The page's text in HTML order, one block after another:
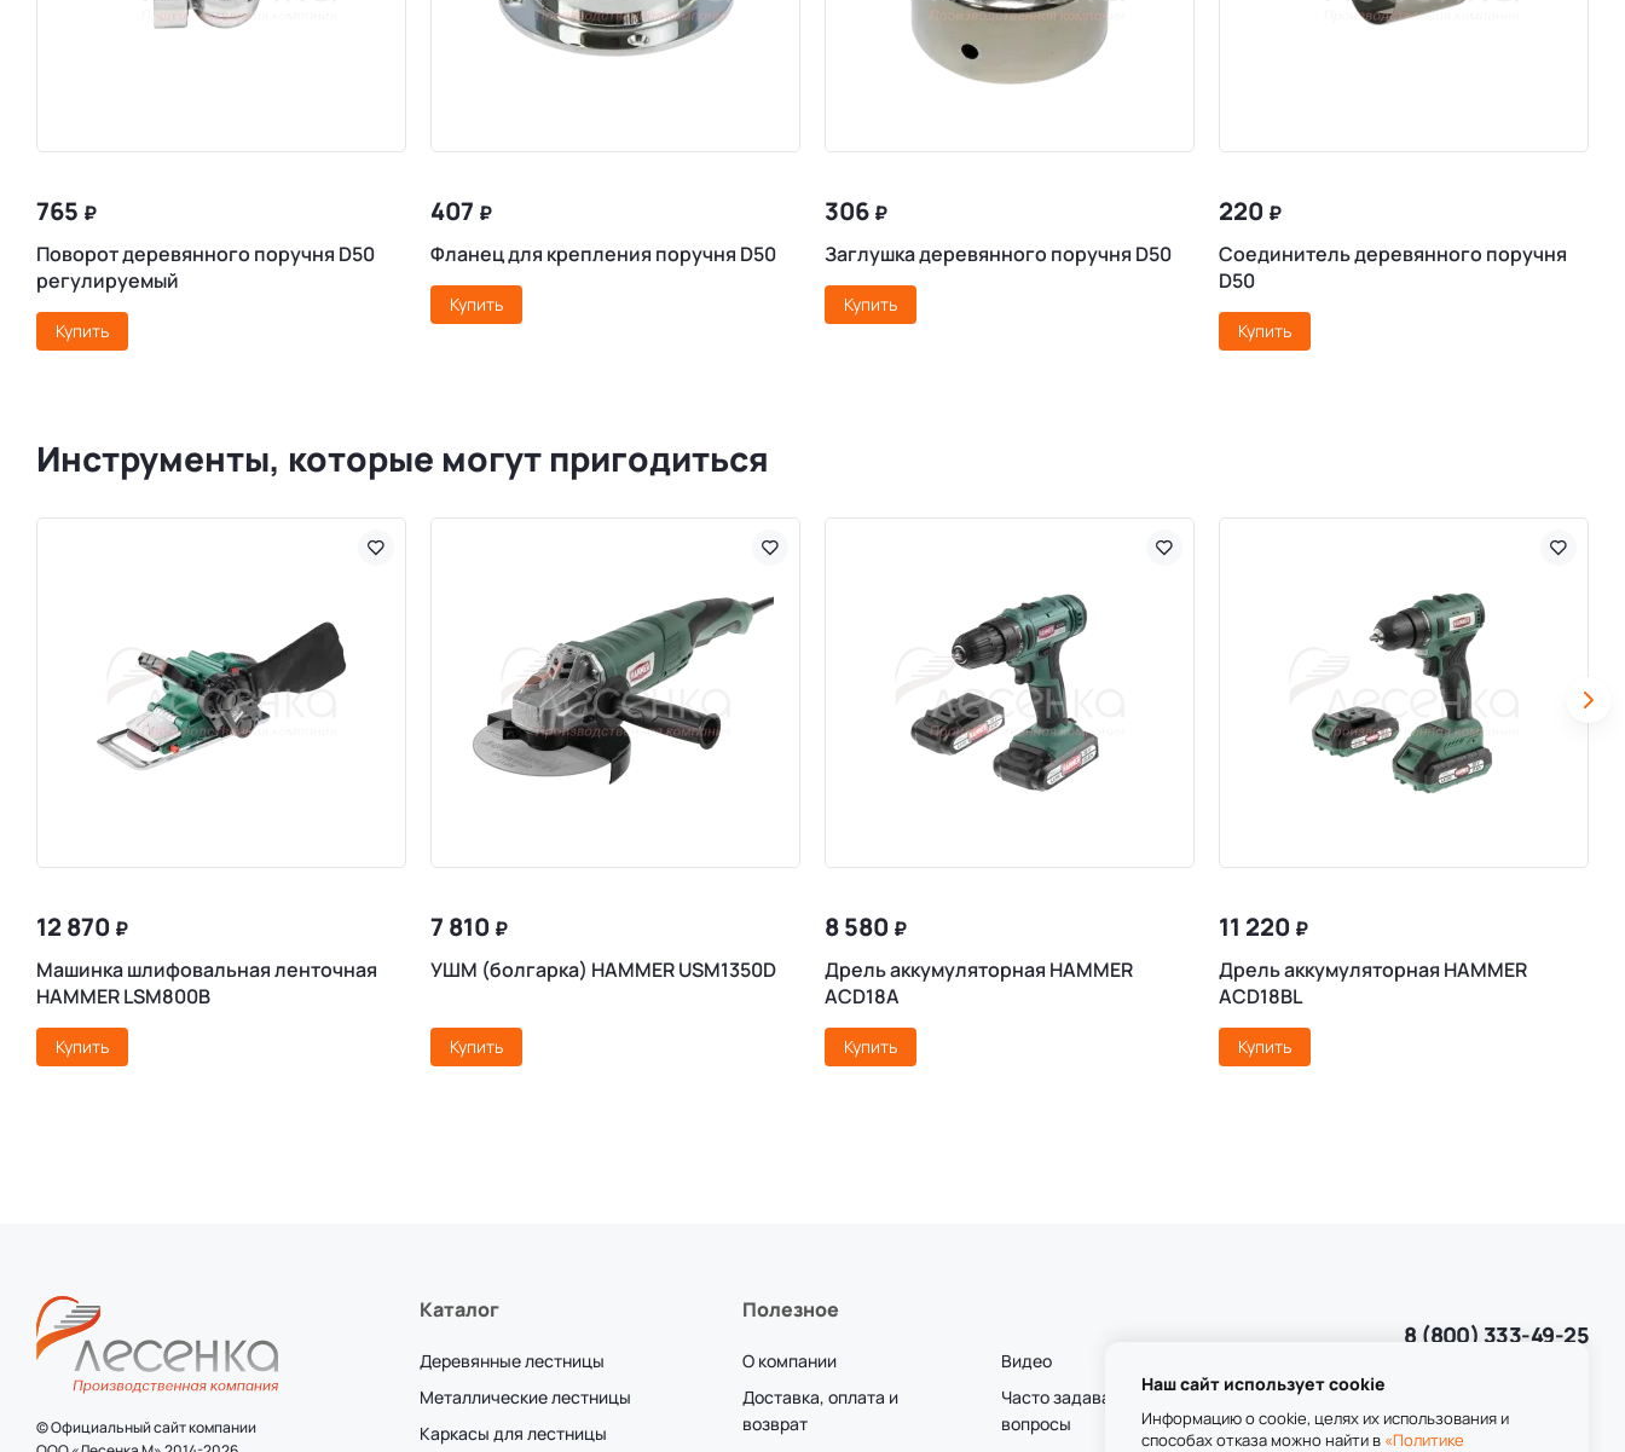
765 ₽
Поворот деревянного поручня D50
регулируемый
Купить
407 ₽
Фланец для крепления поручня D50
Купить
306 ₽
Заглушка деревянного поручня D50
Купить
220 ₽
Соединитель деревянного поручня
D50
Купить
Инструменты, которые могут пригодиться
12 870 ₽
Машинка шлифовальная ленточная
HAMMER LSM800B
Купить
7 810 ₽
УШМ (болгарка) HAMMER USM1350D
Купить
8 580 ₽
Дрель аккумуляторная HAMMER
ACD18A
Купить
11 220 ₽
Дрель аккумуляторная HAMMER
ACD18BL
Купить
© Официальный сайт компании
Каталог
Деревянные лестницы
Металлические лестницы
Каркасы для лестницы
Полезное
О компании
Доставка, оплата и
возврат
Видео
Часто задаваемые
вопросы
8 (800) 333-49-25
Наш сайт использует cookie
Информацию о cookie, целях их использования и
способах отказа можно найти в «Политике